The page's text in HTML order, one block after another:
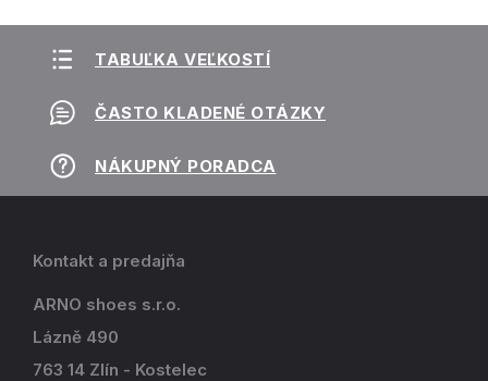
TABUĽKA VEĽKOSTÍ
ČASTO KLADENÉ OTÁZKY
NÁKUPNÝ PORADCA
Kontakt a predajňa
ARNO shoes s.r.o.
Lázně 490
763 14 Zlín - Kostelec